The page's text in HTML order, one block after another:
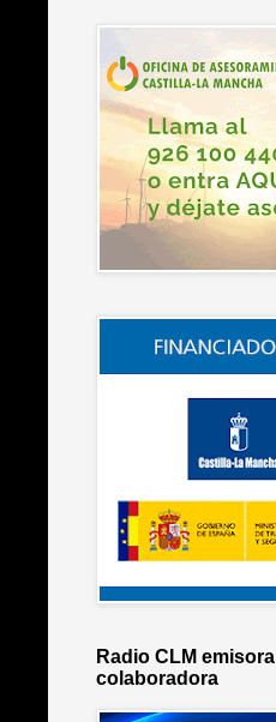
Radio CLM emisora
colaboradora